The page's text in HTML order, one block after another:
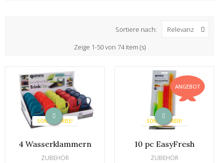
Sortiere nach:
Relevanz
Zeige 1-50 von 74 item (s)
SONDERPREIS!
4 Wasserklammern
ZUBEHÖR
SONDERPREIS!
ANGEBOT
10 pc EasyFresh
ZUBEHÖR